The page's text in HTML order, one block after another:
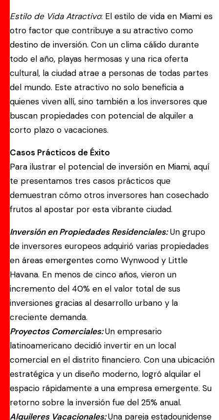
Estilo de Vida Atractivo: El estilo de vida en Miami es
otro factor que contribuye a su atractivo como
destino de inversión. Con un clima cálido durante
todo el año, playas hermosas y una rica oferta
cultural, la ciudad atrae a personas de todas partes
del mundo. Este atractivo no solo beneficia a
quienes viven allí, sino también a los inversores que
buscan propiedades con potencial de alquiler a
corto plazo o vacaciones.
Casos Prácticos de Éxito
Para ilustrar el potencial de inversión en Miami, aquí
te presentamos tres casos prácticos que
demuestran cómo otros inversores han cosechado
frutos al apostar por esta vibrante ciudad.
Inversión en Propiedades Residenciales:Un grupo
de inversores europeos adquirió varias propiedades
en áreas emergentes como Wynwood y Little
Havana. En menos de cinco años, vieron un
incremento del 40% en el valor total de sus
inversiones gracias al desarrollo urbano y la
creciente demanda.
Proyectos Comerciales:Un empresario
latinoamericano decidió invertir en un local
comercial en el distrito financiero. Con una ubicación
estratégica y un diseño moderno, logró alquilar el
espacio rápidamente a una empresa emergente. Su
retorno sobre la inversión fue del 25% anual.
Alquileres Vacacionales:Una pareja estadounidense